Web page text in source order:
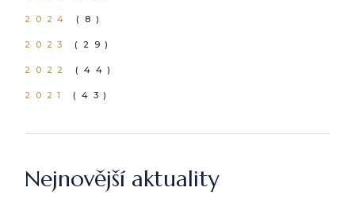
2024 (8)
2023 (29)
2022 (44)
2021 (43)
Nejnovější aktuality